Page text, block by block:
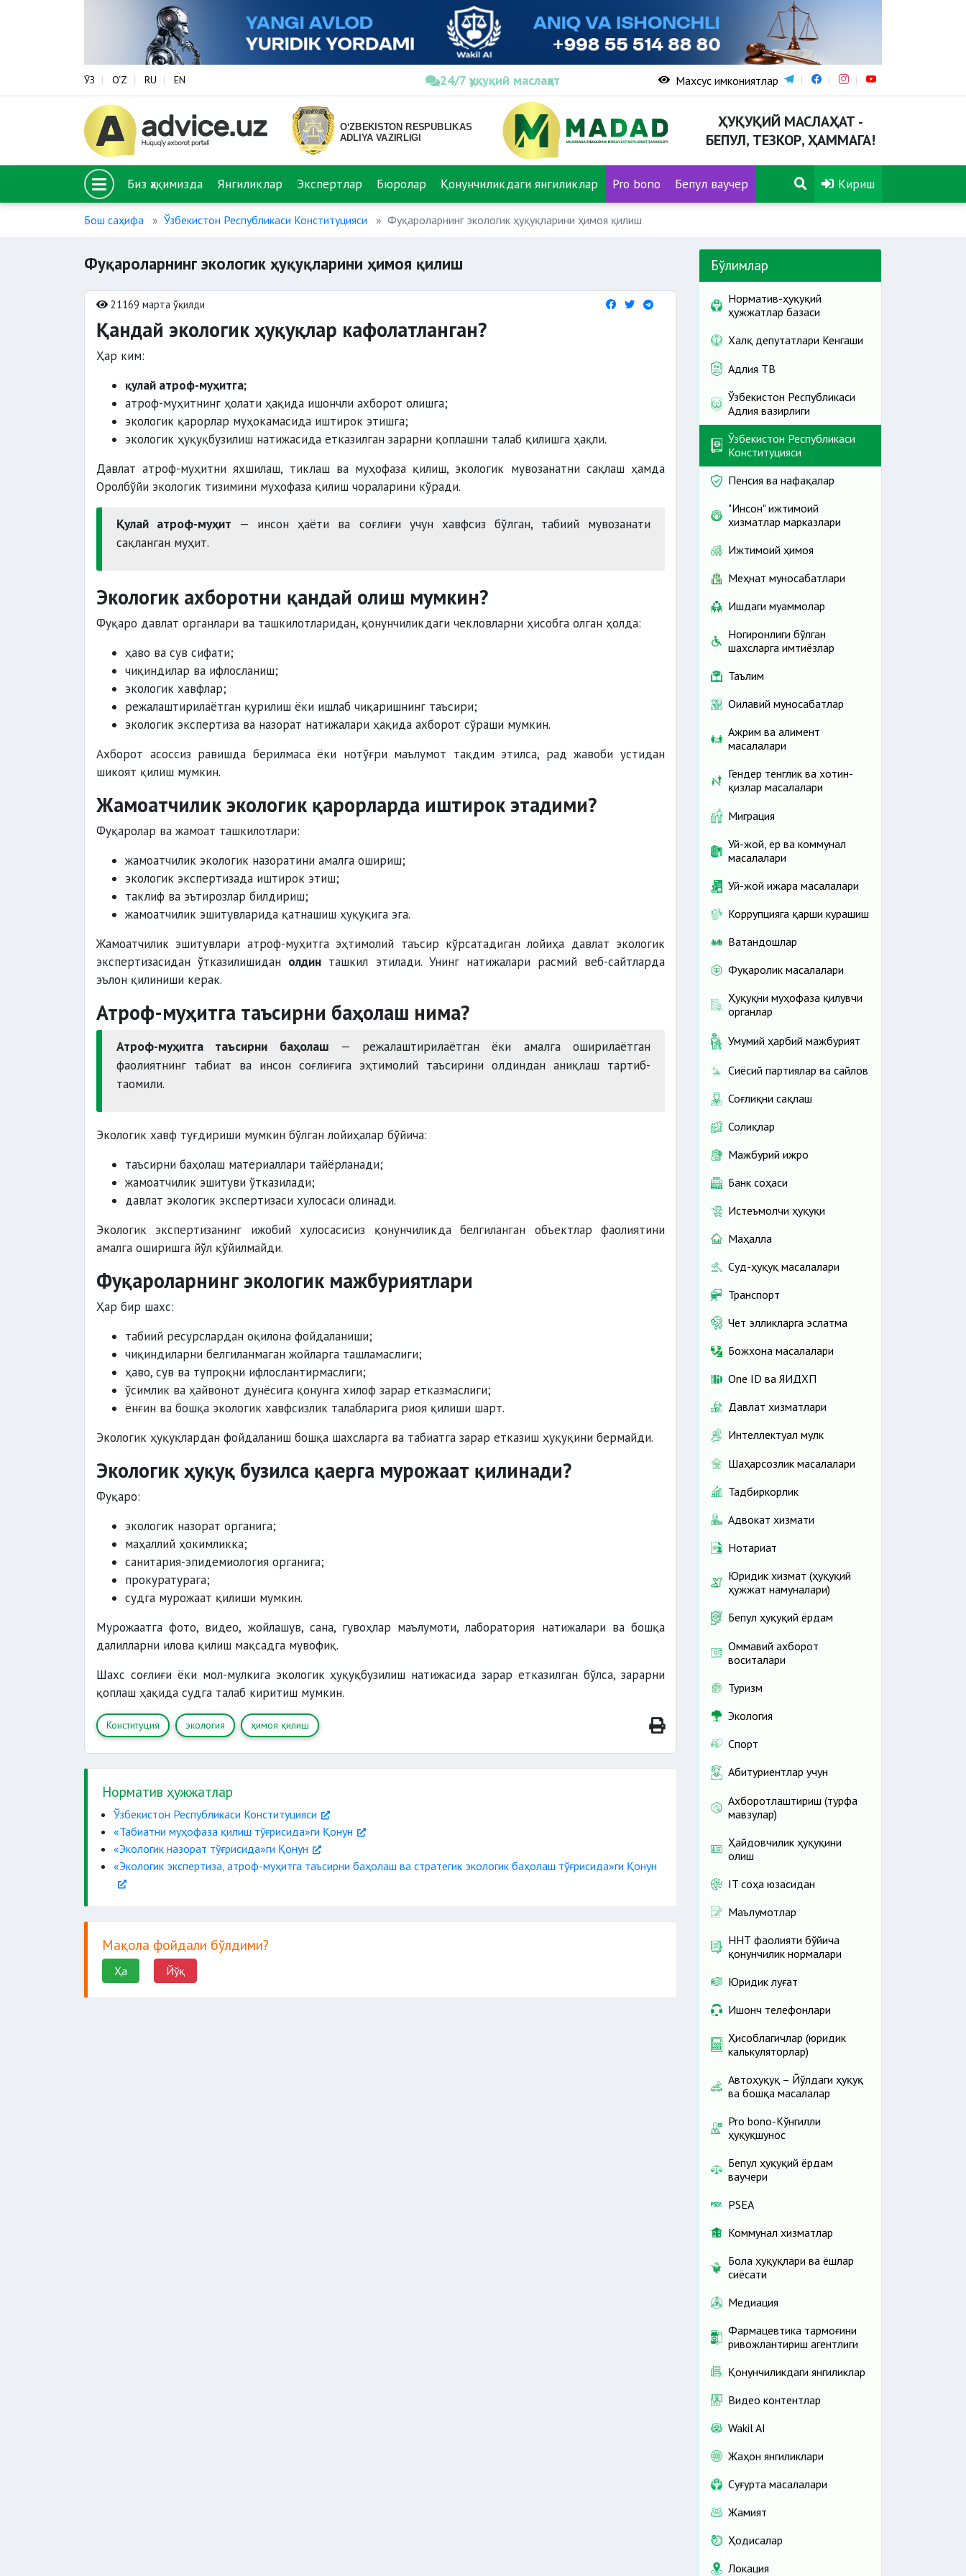
ЎЗ O‘Z RU EN 24/7 ҳуқуқий маслаҳат Махсус имкониятлар
ҲУҚУҚИЙ МАСЛАҲАТ -
БЕПУЛ, ТЕЗКОР, ҲАММАГА!
Биз ҳақимизда Янгиликлар Экспертлар Бюролар Қонунчиликдаги янгиликлар Pro bono Бепул ваучер Кириш
Бош саҳифа Ўзбекистон Республикаси Конституцияси Фуқароларнинг экологик ҳуқуқларини ҳимоя қилиш
Фуқароларнинг экологик ҳуқуқларини ҳимоя қилиш
21169 марта ўқилди
Қандай экологик ҳуқуқлар кафолатланган?
Ҳар ким:
қулай атроф-муҳитга;
атроф-муҳитнинг ҳолати ҳақида ишончли ахборот олишга;
экологик қарорлар муҳокамасида иштирок этишга;
экологик ҳуқуқбузилиш натижасида етказилган зарарни қоплашни талаб қилишга ҳақли.
Давлат атроф-муҳитни яхшилаш, тиклаш ва муҳофаза қилиш, экологик мувозанатни сақлаш ҳамда
Оролбўйи экологик тизимини муҳофаза қилиш чораларини кўради.
Қулай атроф-муҳит — инсон ҳаёти ва соғлиғи учун хавфсиз бўлган, табиий мувозанати
сақланган муҳит.
Экологик ахборотни қандай олиш мумкин?
Фуқаро давлат органлари ва ташкилотларидан, қонунчиликдаги чекловларни ҳисобга олган ҳолда:
ҳаво ва сув сифати;
чиқиндилар ва ифлосланиш;
экологик хавфлар;
режалаштирилаётган қурилиш ёки ишлаб чиқаришнинг таъсири;
экологик экспертиза ва назорат натижалари ҳақида ахборот сўраши мумкин.
Ахборот асоссиз равишда берилмаса ёки нотўғри маълумот тақдим этилса, рад жавоби устидан
шикоят қилиш мумкин.
Жамоатчилик экологик қарорларда иштирок этадими?
Фуқаролар ва жамоат ташкилотлари:
жамоатчилик экологик назоратини амалга ошириш;
экологик экспертизада иштирок этиш;
таклиф ва эътирозлар билдириш;
жамоатчилик эшитувларида қатнашиш ҳуқуқига эга.
Жамоатчилик эшитувлари атроф-муҳитга эҳтимолий таъсир кўрсатадиган лойиҳа давлат экологик
экспертизасидан ўтказилишидан олдин ташкил этилади. Унинг натижалари расмий веб-сайтларда
эълон қилиниши керак.
Атроф-муҳитга таъсирни баҳолаш нима?
Атроф-муҳитга таъсирни баҳолаш — режалаштирилаётган ёки амалга оширилаётган
фаолиятнинг табиат ва инсон соғлиғига эҳтимолий таъсирини олдиндан аниқлаш тартиб-
таомили.
Экологик хавф туғдириши мумкин бўлган лойиҳалар бўйича:
таъсирни баҳолаш материаллари тайёрланади;
жамоатчилик эшитуви ўтказилади;
давлат экологик экспертизаси хулосаси олинади.
Экологик экспертизанинг ижобий хулосасисиз қонунчиликда белгиланган объектлар фаолиятини
амалга оширишга йўл қўйилмайди.
Фуқароларнинг экологик мажбуриятлари
Ҳар бир шахс:
табиий ресурслардан оқилона фойдаланиши;
чиқиндиларни белгиланмаган жойларга ташламаслиги;
ҳаво, сув ва тупроқни ифлослантирмаслиги;
ўсимлик ва ҳайвонот дунёсига қонунга хилоф зарар етказмаслиги;
ёнғин ва бошқа экологик хавфсизлик талабларига риоя қилиши шарт.
Экологик ҳуқуқлардан фойдаланиш бошқа шахсларга ва табиатга зарар етказиш ҳуқуқини бермайди.
Экологик ҳуқуқ бузилса қаерга мурожаат қилинади?
Фуқаро:
экологик назорат органига;
маҳаллий ҳокимликка;
санитария-эпидемиология органига;
прокуратурага;
судга мурожаат қилиши мумкин.
Мурожаатга фото, видео, жойлашув, сана, гувоҳлар маълумоти, лаборатория натижалари ва бошқа
далилларни илова қилиш мақсадга мувофиқ.
Шахс соғлиғи ёки мол-мулкига экологик ҳуқуқбузилиш натижасида зарар етказилган бўлса, зарарни
қоплаш ҳақида судга талаб киритиш мумкин.
Конституция экология ҳимоя қилиш
Норматив ҳужжатлар
Ўзбекистон Республикаси Конституцияси
«Табиатни муҳофаза қилиш тўғрисида»ги Қонун
«Экологик назорат тўғрисида»ги Қонун
«Экологик экспертиза, атроф-муҳитга таъсирни баҳолаш ва стратегик экологик баҳолаш тўғрисида»ги Қонун
Мақола фойдали бўлдими?
Ҳа Йўқ
Бўлимлар
Норматив-ҳуқуқий
ҳужжатлар базаси
Халқ депутатлари Кенгаши
Адлия ТВ
Ўзбекистон Республикаси
Адлия вазирлиги
Ўзбекистон Республикаси
Конституцияси
Пенсия ва нафақалар
"Инсон" ижтимоий
хизматлар марказлари
Ижтимоий ҳимоя
Меҳнат муносабатлари
Ишдаги муаммолар
Ногиронлиги бўлган
шахсларга имтиёзлар
Таълим
Оилавий муносабатлар
Ажрим ва алимент
масалалари
Гендер тенглик ва хотин-
қизлар масалалари
Миграция
Уй-жой, ер ва коммунал
масалалари
Уй-жой ижара масалалари
Коррупцияга қарши курашиш
Ватандошлар
Фуқаролик масалалари
Ҳуқуқни муҳофаза қилувчи
органлар
Умумий ҳарбий мажбурият
Сиёсий партиялар ва сайлов
Соғлиқни сақлаш
Солиқлар
Мажбурий ижро
Банк соҳаси
Истеъмолчи ҳуқуқи
Маҳалла
Суд-ҳуқуқ масалалари
Транспорт
Чет элликларга эслатма
Божхона масалалари
One ID ва ЯИДХП
Давлат хизматлари
Интеллектуал мулк
Шаҳарсозлик масалалари
Тадбиркорлик
Адвокат хизмати
Нотариат
Юридик хизмат (ҳуқуқий
ҳужжат намуналари)
Бепул ҳуқуқий ёрдам
Оммавий ахборот
воситалари
Туризм
Экология
Спорт
Абитуриентлар учун
Ахборотлаштириш (турфа
мавзулар)
Ҳайдовчилик ҳуқуқини
олиш
IT соҳа юзасидан
Маълумотлар
ННТ фаолияти бўйича
қонунчилик нормалари
Юридик луғат
Ишонч телефонлари
Ҳисоблагичлар (юридик
калькуляторлар)
Автоҳуқуқ – Йўлдаги ҳуқуқ
ва бошқа масалалар
Pro bono-Кўнгилли
ҳуқуқшунос
Бепул ҳуқуқий ёрдам
ваучери
PSEA
Коммунал хизматлар
Бола ҳуқуқлари ва ёшлар
сиёсати
Медиация
Фармацевтика тармоғини
ривожлантириш агентлиги
Қонунчиликдаги янгиликлар
Видео контентлар
Wakil AI
Жаҳон янгиликлари
Cуғурта масалалари
Жамият
Ҳодисалар
Локация